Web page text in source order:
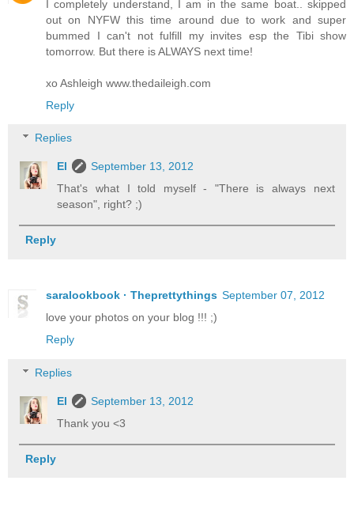
I completely understand, I am in the same boat.. skipped
out on NYFW this time around due to work and super
bummed I can't not fulfill my invites esp the Tibi show
tomorrow. But there is ALWAYS next time!
xo Ashleigh www.thedaileigh.com
Reply
Replies
El
September 13, 2012
That's what I told myself - "There is always next
season", right? ;)
Reply
saralookbook · Theprettythings September 07, 2012
love your photos on your blog !!! ;)
Reply
Replies
El
September 13, 2012
Thank you <3
Reply